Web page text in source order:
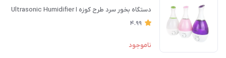
دستگاه بخور سرد طرح کوزه ا Ultrasonic Humidifier
4.99
ناموجود